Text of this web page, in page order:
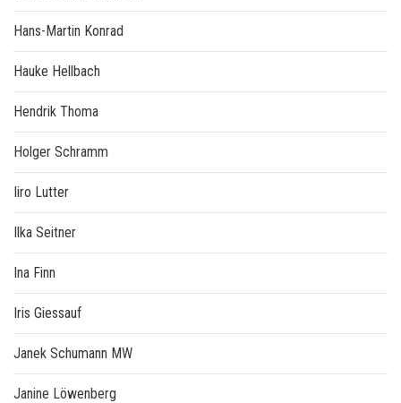
Hans-Martin Konrad
Hauke Hellbach
Hendrik Thoma
Holger Schramm
Iiro Lutter
Ilka Seitner
Ina Finn
Iris Giessauf
Janek Schumann MW
Janine Löwenberg